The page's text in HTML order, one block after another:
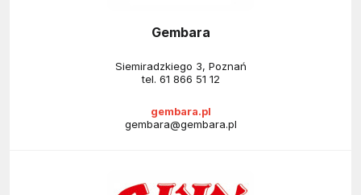
Gembara
Siemiradzkiego 3, Poznań
tel. 61 866 51 12
gembara.pl
gembara@gembara.pl